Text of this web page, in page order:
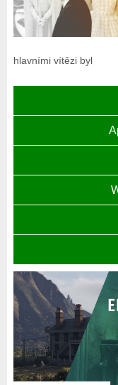
hlavními vítězi byl